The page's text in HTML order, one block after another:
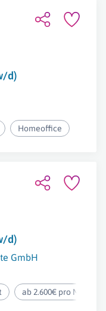
d)
Homeoffice
d)
GmbH
ab 2.600€ pro Monat